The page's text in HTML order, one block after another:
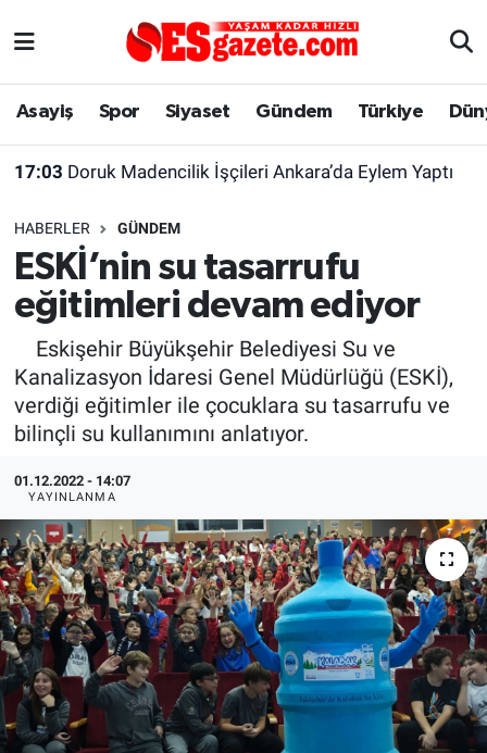
Asayiş Spor Siyaset Gündem Türkiye
17:03 Doruk Madencilik İşçileri Ankara’da Eylem Yaptı
HABERLER GÜNDEM
ESKİ’nin su tasarrufu
eğitimleri devam ediyor
Eskişehir Büyükşehir Belediyesi Su ve
Kanalizasyon İdaresi Genel Müdürlüğü (ESKİ),
verdiği eğitimler ile çocuklara su tasarrufu ve
bilinçli su kullanımını anlatıyor.
01.12.2022 - 14:07
YAYINLANMA
Asayiş
Gündem
Türkiye
Dünya
Sağlık
Alış-Veriş/İş dünyası
Yaşam
Eskişehirspor Arşivi
Eskişehir Arşivi
Röportaj
Ekonomi
Kültür Sanat
Politika
Bilecik
Kütahya
Gezi
Genel
Eskişehir Nöbetçi Eczaneler
Süper Lig Puan Durumu ve Fikstür
Tüm Manşetler
Son Dakika Haberleri
Haber Arşivi